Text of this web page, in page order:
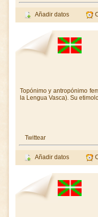
Añadir datos
Topónimo y antropónimo
la Lengua Vasca). Su
Twittear
Añadir datos